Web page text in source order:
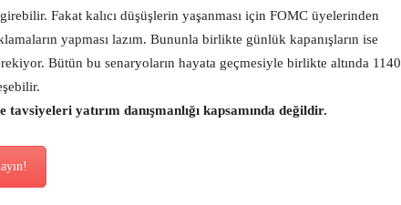
Fakat kalıcı düşüşlerin yaşanması için FOMC üyelerinden
yapması lazım. Bununla birlikte günlük kapanışların ise
Bütün bu senaryoların hayata geçmesiyle birlikte altında 1140
yatırım danışmanlığı kapsamında değildir.